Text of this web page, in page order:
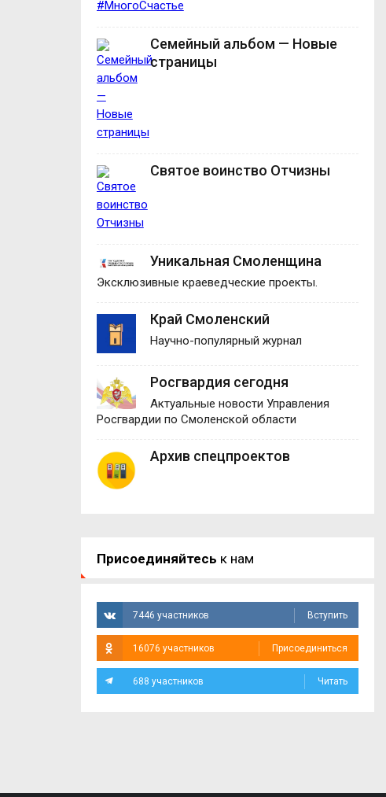
Семейный альбом — Новые
страницы
Святое воинство Отчизны
Уникальная Смоленщина
Эксклюзивные краеведческие проекты.
Край Смоленский
Научно-популярный журнал
Росгвардия сегодня
Актуальные новости Управления
Росгвардии по Смоленской области
Архив спецпроектов
Присоединяйтесь к нам
7446 участников Вступить
16076 участников Присоединиться
688 участников Читать